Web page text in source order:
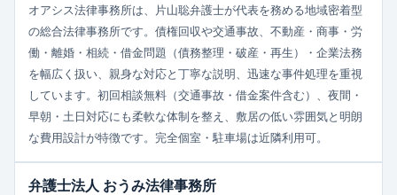
オアシス法律事務所は、片山聡弁護士が代表を務める地域密着型
の総合法律事務所です。債権回収や交通事故、不動産・商事・労
働・離婚・相続・借金問題（債務整理・破産・再生）・企業法務
を幅広く扱い、親身な対応と丁寧な説明、迅速な事件処理を重視
しています。初回相談無料（交通事故・借金案件含む）、夜間・
早朝・土日対応にも柔軟な体制を整え、敷居の低い雰囲気と明朗
な費用設計が特徴です。完全個室・駐車場は近隣利用可。
弁護士法人 おうみ法律事務所